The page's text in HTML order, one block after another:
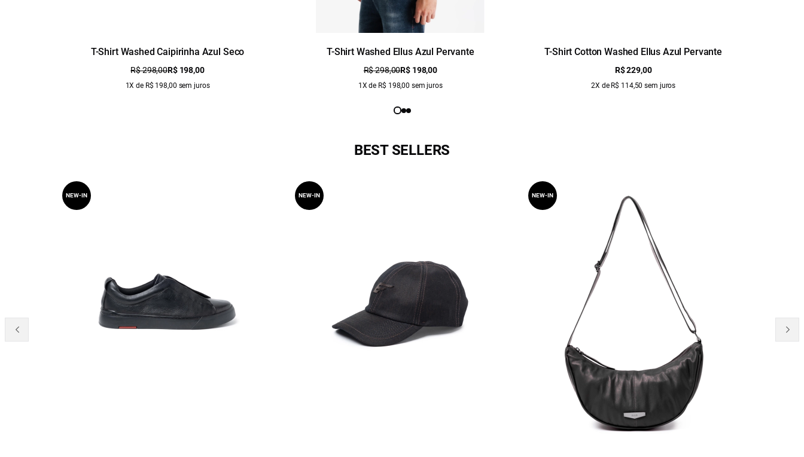
T-Shirt Washed Caipirinha Azul Seco
R$ 298,00R$ 198,00
1X de R$ 198,00 sem juros
T-Shirt Washed Ellus Azul Pervante
R$ 298,00R$ 198,00
1X de R$ 198,00 sem juros
T-Shirt Cotton Washed Ellus Azul Pervante
R$ 229,00
2X de R$ 114,50 sem juros
BEST SELLERS
NEW-IN NEW-IN NEW-IN